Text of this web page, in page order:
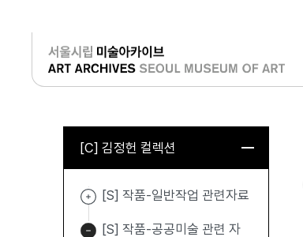
로그인
[C] 김정헌 컬렉션
[S] 작품-일반작업 관련자료
[S] 작품-공공미술 관련 자